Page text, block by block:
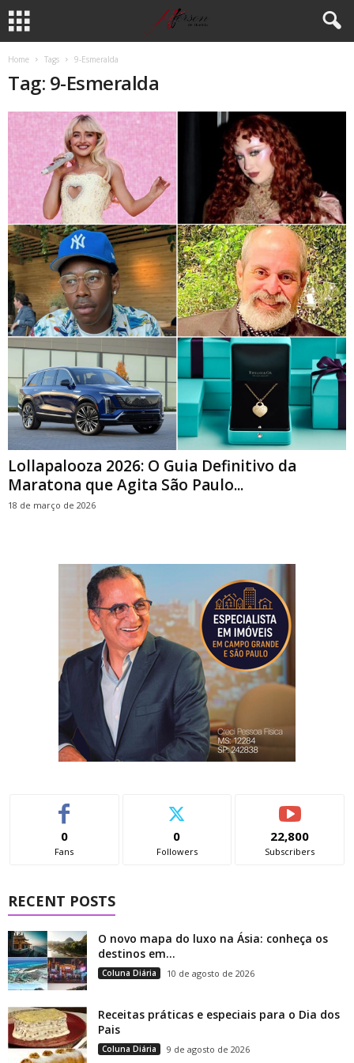
Home Tags 9-Esmeralda
Tag: 9-Esmeralda
Lollapalooza 2026: O Guia Definitivo da
Maratona que Agita São Paulo...
18 de março de 2026
0
Fans
0
Followers
22,800
Subscribers
RECENT POSTS
O novo mapa do luxo na Ásia: conheça os
destinos em...
Coluna Diária 10 de agosto de 2026
Receitas práticas e especiais para o Dia dos
Pais
Coluna Diária 9 de agosto de 2026